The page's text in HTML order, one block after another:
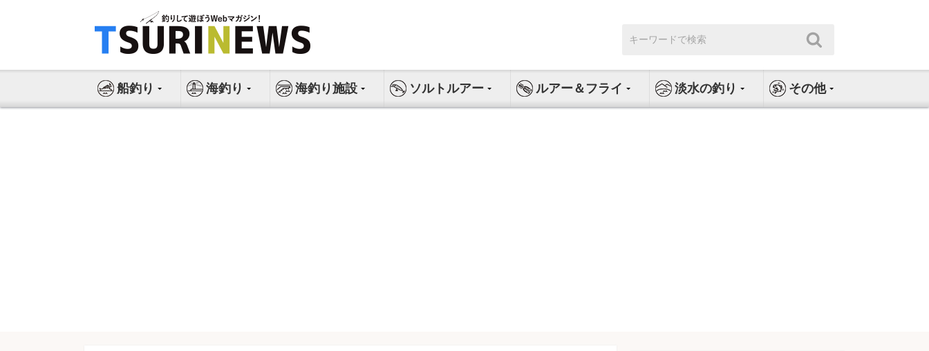
ス
索:
船釣り 海釣り 海釣り施設 ソルトルアー ルアー＆フライ 淡水の釣り その他